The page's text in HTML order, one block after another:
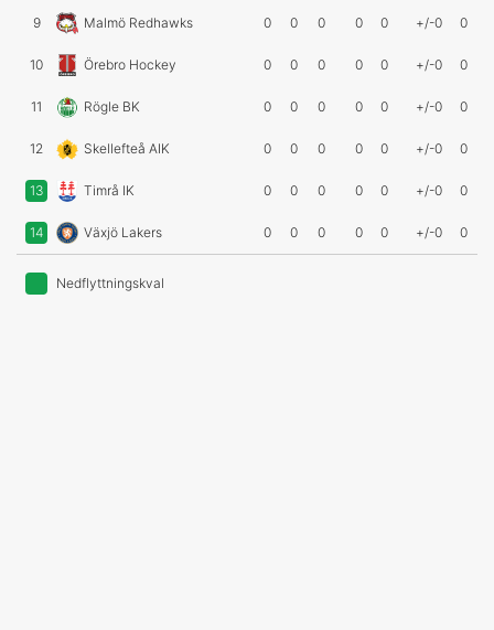
9 Malmö Redhawks 0 0 0 0 0 +/-0 0
10 Örebro Hockey 0 0 0 0 0 +/-0 0
11 Rögle BK 0 0 0 0 0 +/-0 0
12 Skellefteå AIK 0 0 0 0 0 +/-0 0
13 Timrå IK 0 0 0 0 0 +/-0 0
14 Växjö Lakers 0 0 0 0 0 +/-0 0
Nedflyttningskval